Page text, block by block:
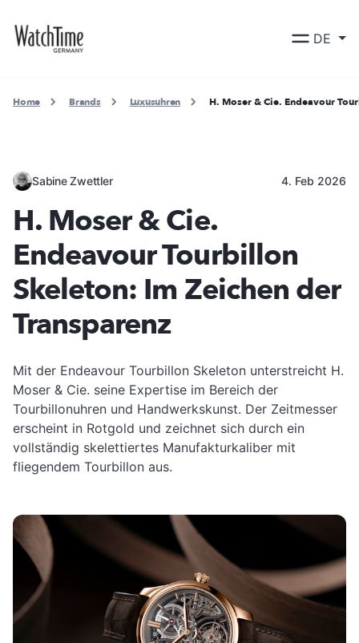
DE
Home Brands Luxusuhren H. Moser & Cie. Endeavour
Sabine Zwettler 4. Feb 2026
H. Moser & Cie.
Endeavour Tourbillon
Skeleton: Im Zeichen der
Transparenz
Mit der Endeavour Tourbillon Skeleton unterstreicht H.
Moser & Cie. seine Expertise im Bereich der
Tourbillonuhren und Handwerkskunst. Der Zeitmesser
erscheint in Rotgold und zeichnet sich durch ein
vollständig skelettiertes Manufakturkaliber mit
fliegendem Tourbillon aus.